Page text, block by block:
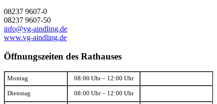
08237 9607-0
08237 9607-50
info@vg-aindling.de
www.vg-aindling.de
Öffnungszeiten des Rathauses
Montag 08:00 Uhr – 12:00 Uhr
Dienstag 08:00 Uhr – 12:00 Uhr